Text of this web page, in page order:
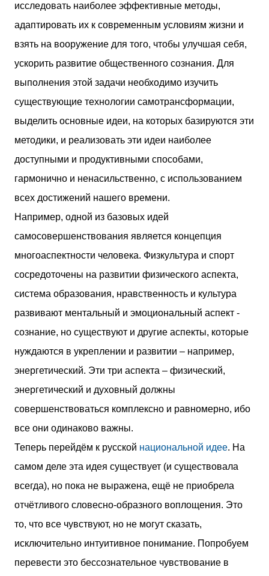
исследовать наиболее эффективные методы,
адаптировать их к современным условиям жизни и
взять на вооружение для того, чтобы улучшая себя,
ускорить развитие общественного сознания. Для
выполнения этой задачи необходимо изучить
существующие технологии самотрансформации,
выделить основные идеи, на которых базируются эти
методики, и реализовать эти идеи наиболее
доступными и продуктивными способами,
гармонично и ненасильственно, с использованием
всех достижений нашего времени.
Например, одной из базовых идей
самосовершенствования является концепция
многоаспектности человека. Физкультура и спорт
сосредоточены на развитии физического аспекта,
система образования, нравственность и культура
развивают ментальный и эмоциональный аспект -
сознание, но существуют и другие аспекты, которые
нуждаются в укреплении и развитии – например,
энергетический. Эти три аспекта – физический,
энергетический и духовный должны
совершенствоваться комплексно и равномерно, ибо
все они одинаково важны.
Теперь перейдём к русской национальной идее. На
самом деле эта идея существует (и существовала
всегда), но пока не выражена, ещё не приобрела
отчётливого словесно-образного воплощения. Это
то, что все чувствуют, но не могут сказать,
исключительно интуитивное понимание. Попробуем
перевести это бессознательное чувствование в